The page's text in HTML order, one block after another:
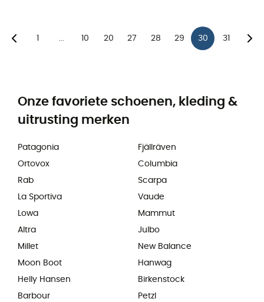
1 10 20 27 28 29 30 31
Onze favoriete schoenen, kleding &
uitrusting merken
Patagonia
Ortovox
Rab
La Sportiva
Lowa
Altra
Millet
Moon Boot
Helly Hansen
Barbour
Fjällräven
Columbia
Scarpa
Vaude
Mammut
Julbo
New Balance
Hanwag
Birkenstock
Petzl